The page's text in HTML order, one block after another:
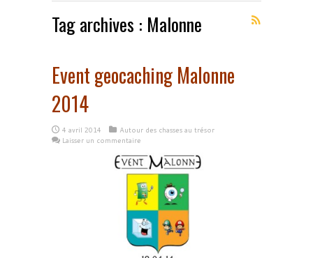
Tag archives : Malonne
Event geocaching Malonne
2014
4 avril 2014
Autour des chasses au trésor
Laisser un commentaire